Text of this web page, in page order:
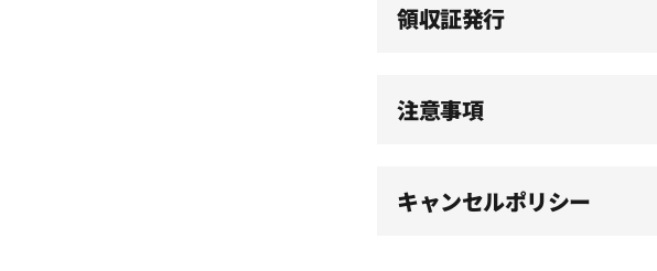
16:30
領収証発行
注意事項
キャンセルポリシー